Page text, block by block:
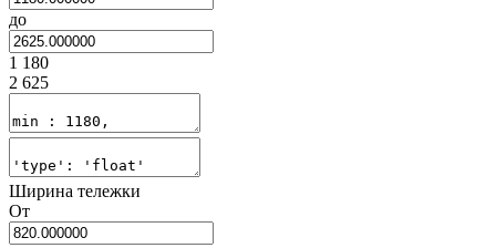
до
1 180
2 625
Ширина тележки
От